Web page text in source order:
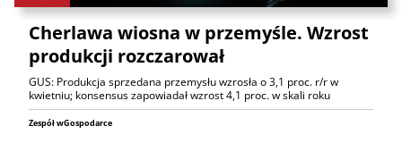
Cherlawa wiosna w przemyśle. Wzrost
produkcji rozczarował
GUS: Produkcja sprzedana przemysłu wzrosła o 3,1 proc. r/r w
kwietniu; konsensus zapowiadał wzrost 4,1 proc. w skali roku
Zespół wGospodarce